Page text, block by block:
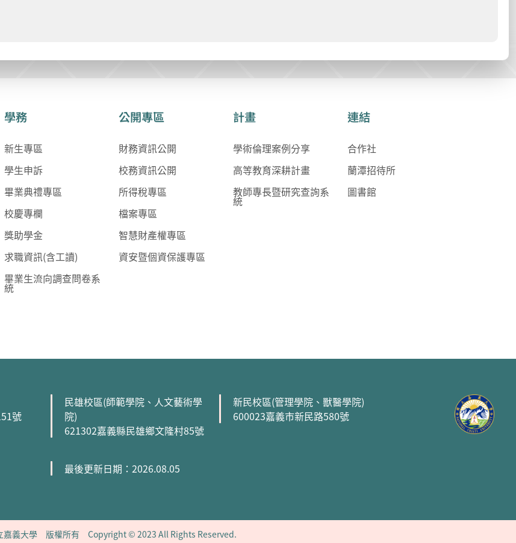
學務
新生專區
學生申訴
畢業典禮專區
校慶專欄
獎助學金
求職資訊(含工讀)
畢業生流向調查問卷系
統
公開專區
財務資訊公開
校務資訊公開
所得稅專區
檔案專區
智慧財產權專區
資安暨個資保護專區
計畫
學術倫理案例分享
高等教育深耕計畫
教師專長暨研究查詢系
統
連結
合作社
蘭潭招待所
圖書館
號
民雄校區(師範學院、人文藝術學
院)
621302嘉義縣民雄鄉文隆村85號
新民校區(管理學院、獸醫學院)
600023嘉義市新民路580號
最後更新日期：2026.08.05
嘉義大學 版權所有 Copyright © 2023 All Rights Reserved.